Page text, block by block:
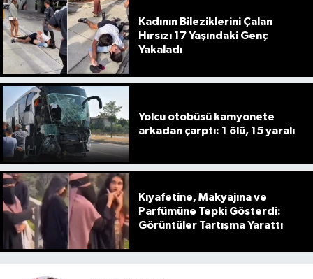
Kadının Bileziklerini Çalan
Hırsızı 17 Yaşındaki Genç
Yakaladı
Yolcu otobüsü kamyonete
arkadan çarptı: 1 ölü, 15 yaralı
Kıyafetine, Makyajına ve
Parfümüne Tepki Gösterdi:
Görüntüler Tartışma Yarattı